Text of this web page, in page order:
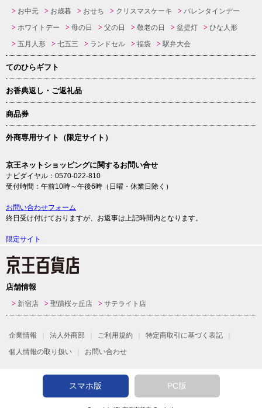
お中元 お歳暮 おせち クリスマスケーキ
バレンタインデー
ホワイトデー
母の日 父の日 敬老の日 盆提灯
ひな人形
五月人形
七五三 ランドセル 福袋 駅弁大会
てのひらギフト
お香典返し・ご返礼品
商品券
外商専用サイト（限定サイト）
京王ネットショッピングに関するお問い合せ
ナビダイヤル：0570-022-810
受付時間：午前10時～午後6時（日曜・休業日除く）
お問い合わせフォーム
終日受け付けておりますが、お返事は上記時間内となります。
限定サイト
店舗情報
新宿店 聖蹟桜ヶ丘店 サテライト店
企業情報 法人外商部 ご利用規約
特定商取引に基づく表記
個人情報の取り扱い
お問い合わせ
スマホ版 PC版